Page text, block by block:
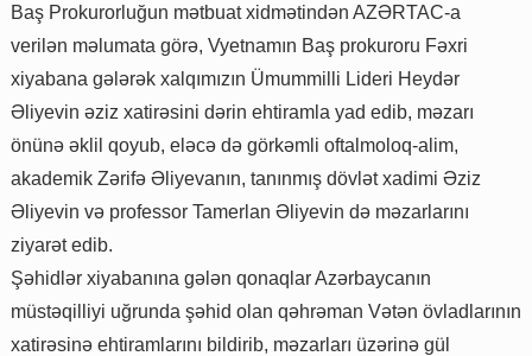
Baş Prokurorluğun mətbuat xidmətindən AZƏRTAC-a
verilən məlumata görə, Vyetnamın Baş prokuroru Fəxri
xiyabana gələrək xalqımızın Ümummilli Lideri Heydər
Əliyevin əziz xatirəsini dərin ehtiramla yad edib, məzarı
önünə əklil qoyub, eləcə də görkəmli oftalmoloq-alim,
akademik Zərifə Əliyevanın, tanınmış dövlət xadimi Əziz
Əliyevin və professor Tamerlan Əliyevin də məzarlarını
ziyarət edib.
Şəhidlər xiyabanına gələn qonaqlar Azərbaycanın
müstəqilliyi uğrunda şəhid olan qəhrəman Vətən övladlarının
xatirəsinə ehtiramlarını bildirib, məzarları üzərinə gül